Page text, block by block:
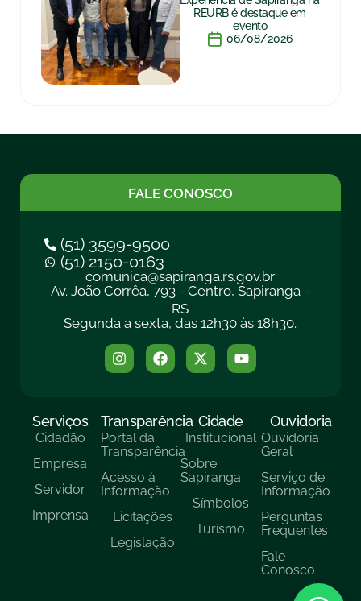
REURB é destaque em
evento
06/08/2026
FALE CONOSCO
(51) 3599-9500
(51) 2150-0163
comunica@sapiranga.rs.gov.br
Av. João Corrêa, 793 - Centro, Sapiranga -
RS
Segunda a sexta, das 12h30 às 18h30.
Serviços
Cidadão
Empresa
Servidor
Imprensa
Transparência
Portal da
Transparência
Acesso à
Informação
Licitações
Legislação
Cidade
Institucional
Sobre
Sapiranga
Símbolos
Turísmo
Ouvidoria
Ouvidoria
Geral
Serviço de
Informação
Perguntas
Frequentes
Fale
Conosco